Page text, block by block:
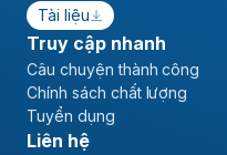
Tài liệu
Truy cập nhanh
Câu chuyện thành công
Chính sách chất lượng
Tuyển dụng
Liên hệ